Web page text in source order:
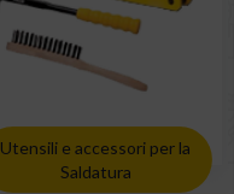
Utensili e accessori per la
Saldatura